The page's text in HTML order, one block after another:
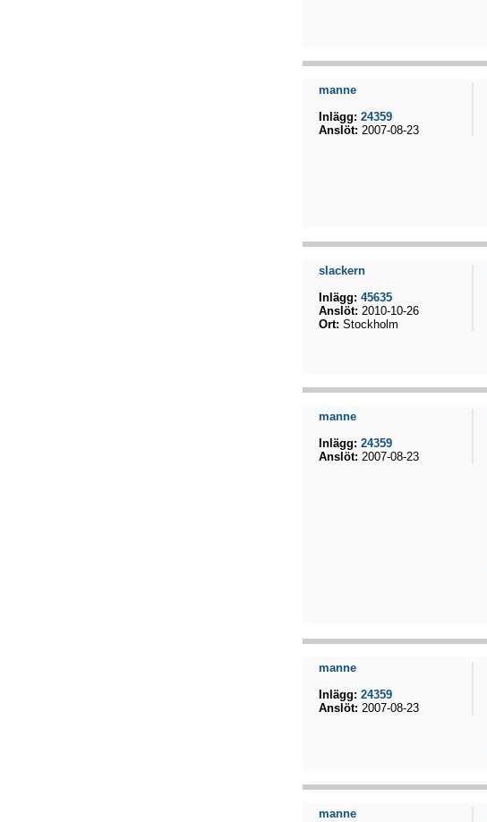
manne
Inlägg: 24359
Anslöt: 2007-08-23
slackern
Inlägg: 45635
Anslöt: 2010-10-26
Ort: Stockholm
manne
Inlägg: 24359
Anslöt: 2007-08-23
manne
Inlägg: 24359
Anslöt: 2007-08-23
manne